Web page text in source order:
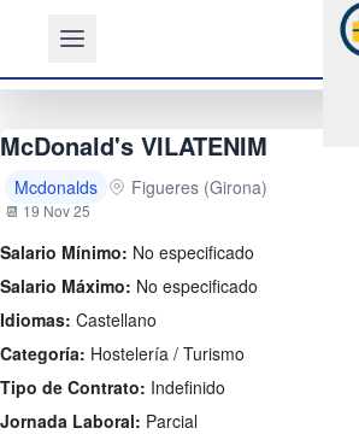
McDonald's VILATENIM
Mcdonalds Figueres (Girona)
📆 19 Nov 25
Salario Mínimo: No especificado
Salario Máximo: No especificado
Idiomas: Castellano
Categoría: Hostelería / Turismo
Tipo de Contrato: Indefinido
Jornada Laboral: Parcial